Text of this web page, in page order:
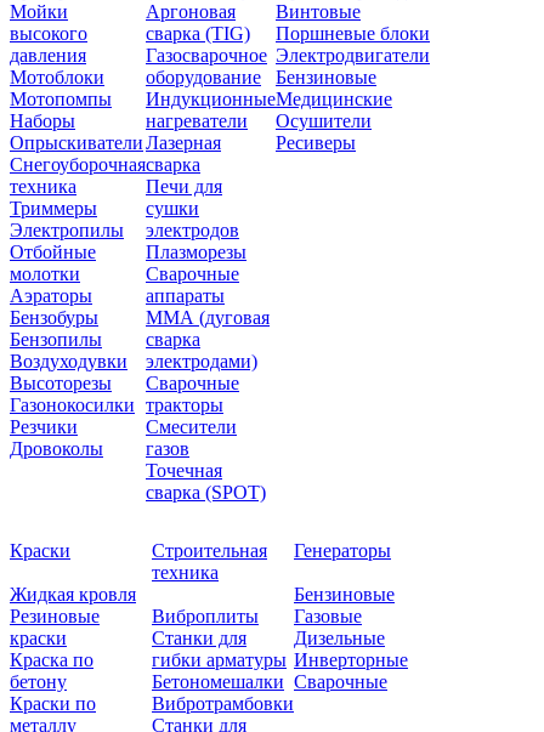
Мойки
высокого
давления
Мотоблоки
Мотопомпы
Наборы
Опрыскиватели
Снегоуборочная
техника
Триммеры
Электропилы
Отбойные
молотки
Аэраторы
Бензобуры
Бензопилы
Воздуходувки
Высоторезы
Газонокосилки
Резчики
Дровоколы
Аргоновая
сварка (TIG)
Газосварочное
оборудование
Индукционные
нагреватели
Лазерная
сварка
Печи для
сушки
электродов
Плазморезы
Сварочные
аппараты
ММА (дуговая
сварка
электродами)
Сварочные
тракторы
Смесители
газов
Точечная
сварка (SPOT)
Винтовые
Поршневые блоки
Электродвигатели
Бензиновые
Медицинские
Осушители
Ресиверы
Краски
Жидкая кровля
Резиновые
краски
Краска по
бетону
Краски по
металлу
Строительная
техника
Виброплиты
Станки для
гибки арматуры
Бетономешалки
Вибротрамбовки
Станки для
Генераторы
Бензиновые
Газовые
Дизельные
Инверторные
Сварочные